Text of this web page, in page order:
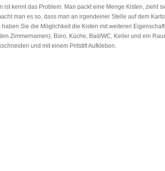
ist kennt das Problem. Man packt eine Menge Kisten, zieht
man es so, dass man an irgendeiner Stelle auf dem
Sie die Möglichkeit die Kisten mit weiteren
Zimmernamen), Büro, Küche, Bad/WC, Keller und ein
und mit einem Pritstift Aufkleben.